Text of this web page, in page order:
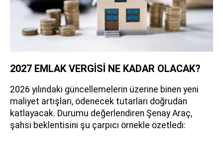
2027 EMLAK VERGİSİ NE KADAR OLACAK?
2026 yılındaki güncellemelerin üzerine binen yeni
maliyet artışları, ödenecek tutarları doğrudan
katlayacak. Durumu değerlendiren Şenay Araç,
şahsi beklentisini şu çarpıcı örnekle özetledi: